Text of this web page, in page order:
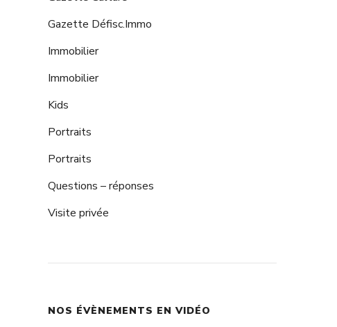
Gazette Défisc.Immo
Immobilier
Immobilier
Kids
Portraits
Portraits
Questions – réponses
Visite privée
NOS ÉVÈNEMENTS EN VIDÉO